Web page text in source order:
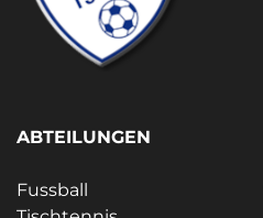
ABTEILUNGEN
Fussball